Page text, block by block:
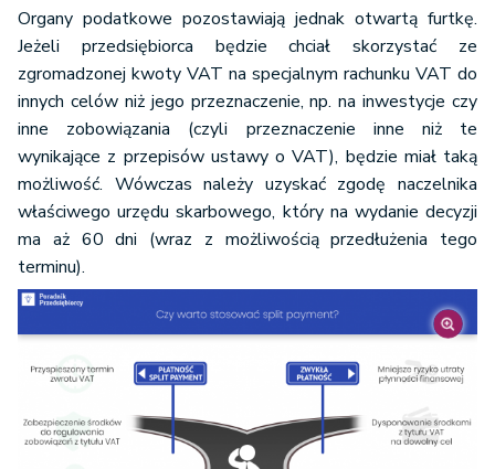
Organy podatkowe pozostawiają jednak otwartą furtkę.
Jeżeli przedsiębiorca będzie chciał skorzystać ze
zgromadzonej kwoty VAT na specjalnym rachunku VAT do
innych celów niż jego przeznaczenie, np. na inwestycje czy
inne zobowiązania (czyli przeznaczenie inne niż te
wynikające z przepisów ustawy o VAT), będzie miał taką
możliwość. Wówczas należy uzyskać zgodę naczelnika
właściwego urzędu skarbowego, który na wydanie decyzji
ma aż 60 dni (wraz z możliwością przedłużenia tego
terminu).